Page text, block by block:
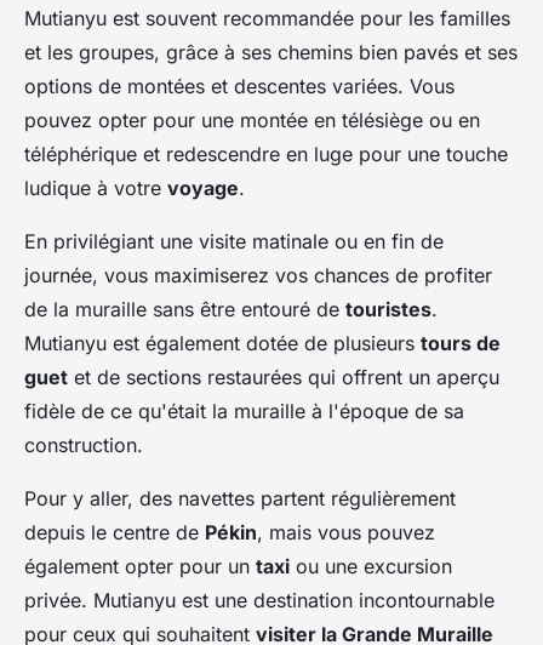
Mutianyu est souvent recommandée pour les familles
et les groupes, grâce à ses chemins bien pavés et ses
options de montées et descentes variées. Vous
pouvez opter pour une montée en télésiège ou en
téléphérique et redescendre en luge pour une touche
ludique à votre voyage.
En privilégiant une visite matinale ou en fin de
journée, vous maximiserez vos chances de profiter
de la muraille sans être entouré de touristes.
Mutianyu est également dotée de plusieurs tours de
guet et de sections restaurées qui offrent un aperçu
fidèle de ce qu'était la muraille à l'époque de sa
construction.
Pour y aller, des navettes partent régulièrement
depuis le centre de Pékin, mais vous pouvez
également opter pour un taxi ou une excursion
privée. Mutianyu est une destination incontournable
pour ceux qui souhaitent visiter la Grande Muraille